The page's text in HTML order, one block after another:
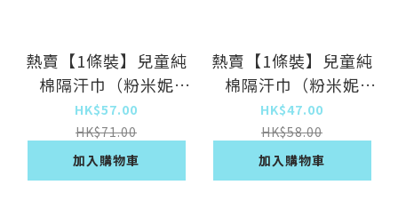
熱賣【1條裝】兒童純
棉隔汗巾（粉米妮
28*42cm）
HK$57.00
HK$71.00
加入購物車
熱賣【1條裝】兒童純
棉隔汗巾（粉米妮
24*32cm）
HK$47.00
HK$58.00
加入購物車